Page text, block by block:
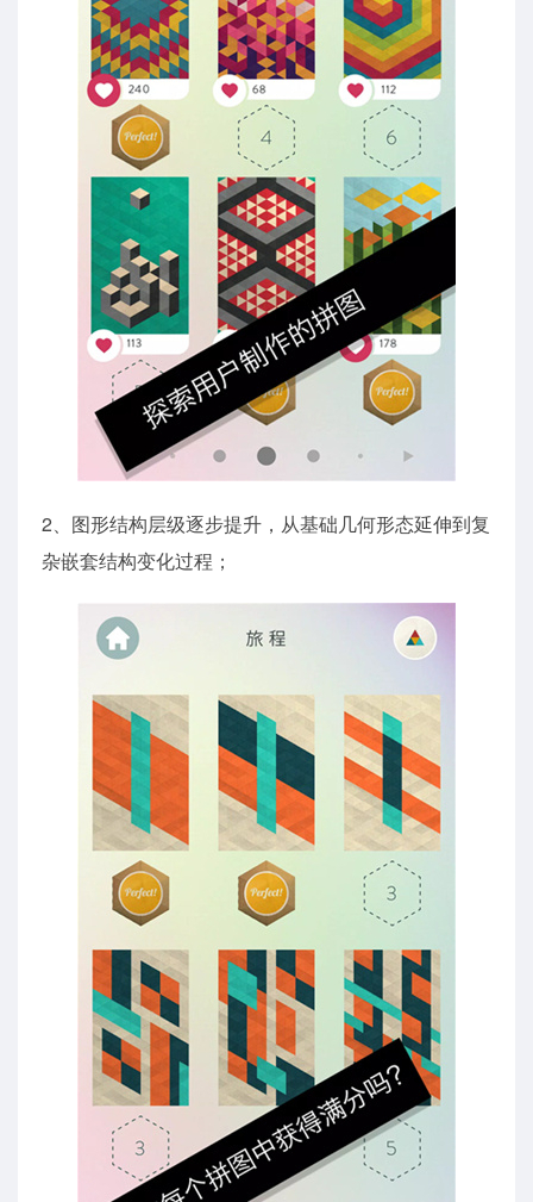
2、图形结构层级逐步提升，从基础几何形态延伸到复
杂嵌套结构变化过程；